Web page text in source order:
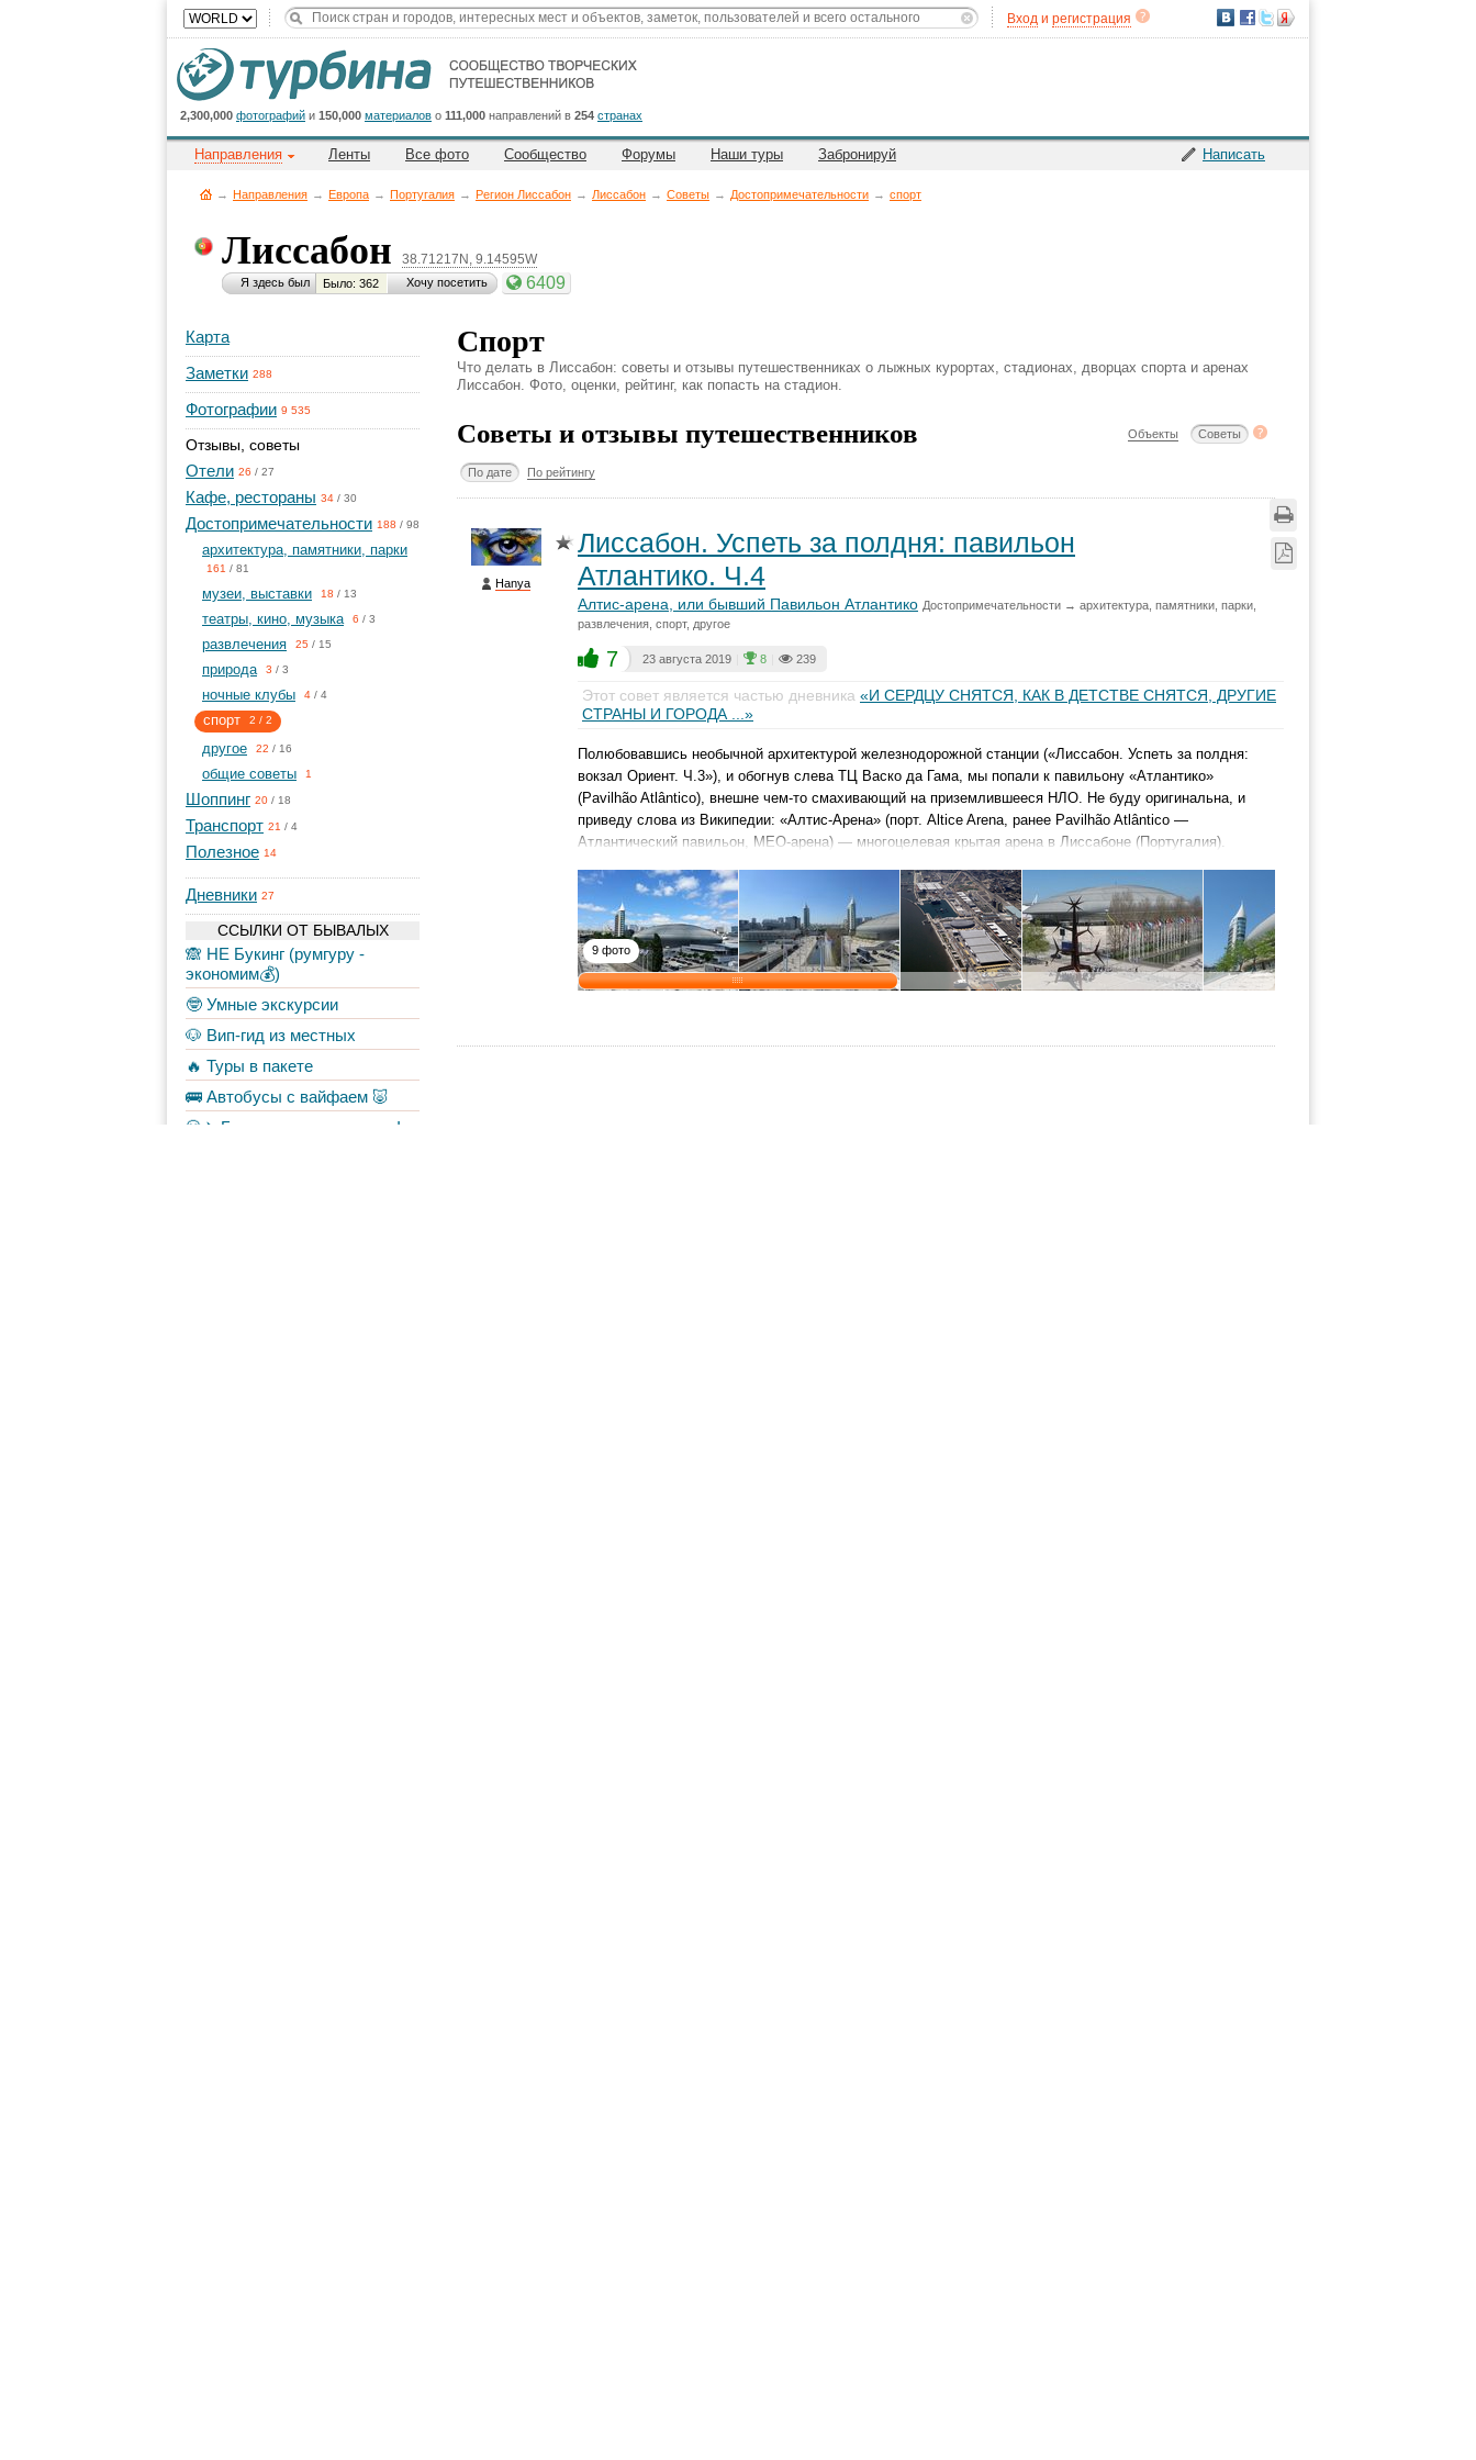
Вход и регистрация
2,300,000 фотографий и 150,000 материалов о 111,000 направлений в 254 странах
Написать
Направления Ленты Все фото Сообщество Форумы Наши туры Забронируй
→ Направления → Европа → Португалия → Регион Лиссабон → Лиссабон → Советы → Достопримечательности → спорт
Лиссабон 38.71217N, 9.14595W
Я здесь был Было: 362 Хочу посетить 6409
Карта
Заметки 288
Фотографии 9 535
Отзывы, советы
Отели 26 / 27
Кафе, рестораны 34 / 30
Достопримечательности 188 / 98
архитектура, памятники, парки
161 / 81
музеи, выставки 18 / 13
театры, кино, музыка 6 / 3
развлечения 25 / 15
природа 3 / 3
ночные клубы 4 / 4
спорт 2 / 2
другое 22 / 16
общие советы 1
Шоппинг 20 / 18
Транспорт 21 / 4
Полезное 14
Дневники 27
ССЫЛКИ ОТ БЫВАЛЫХ
🙈 НЕ Букинг (румгуру -
экономим💰)
🤓 Умные экскурсии
🐶 Вип-гид из местных
🔥 Туры в пакете
🚌 Автобусы с вайфаем 🐷
💀✈️ Бессметрное авиасало!
Спорт
Что делать в Лиссабон: советы и отзывы путешественниках о лыжных курортах, стадионах, дворцах спорта и аренах
Лиссабон. Фото, оценки, рейтинг, как попасть на стадион.
Советы и отзывы путешественников Объекты Советы
По дате По рейтингу
Hanya
Лиссабон. Успеть за полдня: павильон
Атлантико. Ч.4
Алтис-арена, или бывший Павильон Атлантико Достопримечательности → архитектура, памятники, парки,
развлечения, спорт, другое
7 23 августа 2019 8 239
Этот совет является частью дневника «И СЕРДЦУ СНЯТСЯ, КАК В ДЕТСТВЕ СНЯТСЯ, ДРУГИЕ
СТРАНЫ И ГОРОДА ...»
Полюбовавшись необычной архитектурой железнодорожной станции («Лиссабон. Успеть за полдня:
вокзал Ориент. Ч.3»), и обогнув слева ТЦ Васко да Гама, мы попали к павильону «Атлантико»
(Pavilhão Atlântico), внешне чем-то смахивающий на приземлившееся НЛО. Не буду оригинальна, и
приведу слова из Википедии: «Алтис-Арена» (порт. Altice Arena, ранее Pavilhão Atlântico —
Атлантический павильон, MEO-арена) — многоцелевая крытая арена в Лиссабоне (Португалия).
9 фото